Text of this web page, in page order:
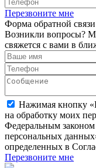
Перезвоните мне
Форма обратной связи
Возникли вопросы?
свяжется с вами в
Нажимая кнопку
на обработку моих
Федеральным
персональных
определенных в
Перезвоните мне